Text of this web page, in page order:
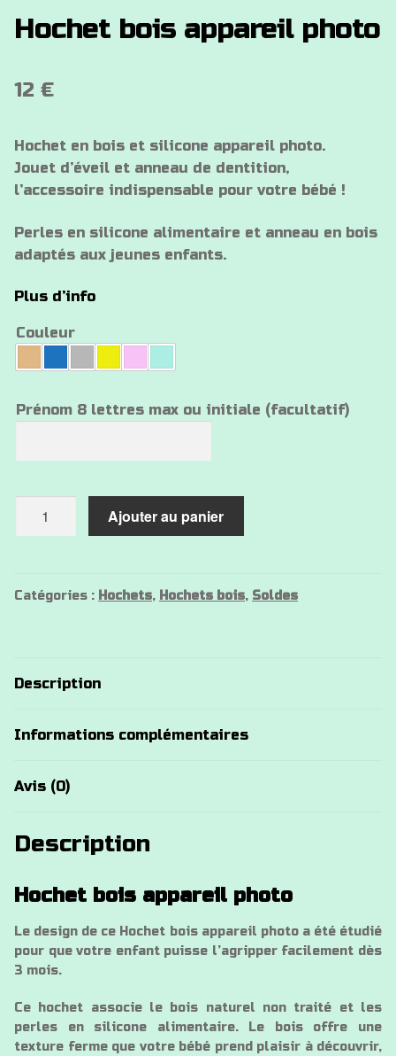
Hochet bois appareil photo
12 €
Hochet en bois et silicone appareil photo.
Jouet d’éveil et anneau de dentition,
l’accessoire indispensable pour votre bébé !
Perles en silicone alimentaire et anneau en bois
adaptés aux jeunes enfants.
Plus d’info
Couleur
Prénom 8 lettres max ou initiale (facultatif)
appareil
Ajouter au panier
Catégories : Hochets, Hochets bois, Soldes
Description
Informations complémentaires
Avis (0)
Description
Hochet bois appareil photo
Le design de ce Hochet bois appareil photo a été étudié
pour que votre enfant puisse l’agripper facilement dès
3 mois.
Ce hochet associe le bois naturel non traité et les
perles en silicone alimentaire. Le bois offre une
texture ferme que votre bébé prend plaisir à découvrir,